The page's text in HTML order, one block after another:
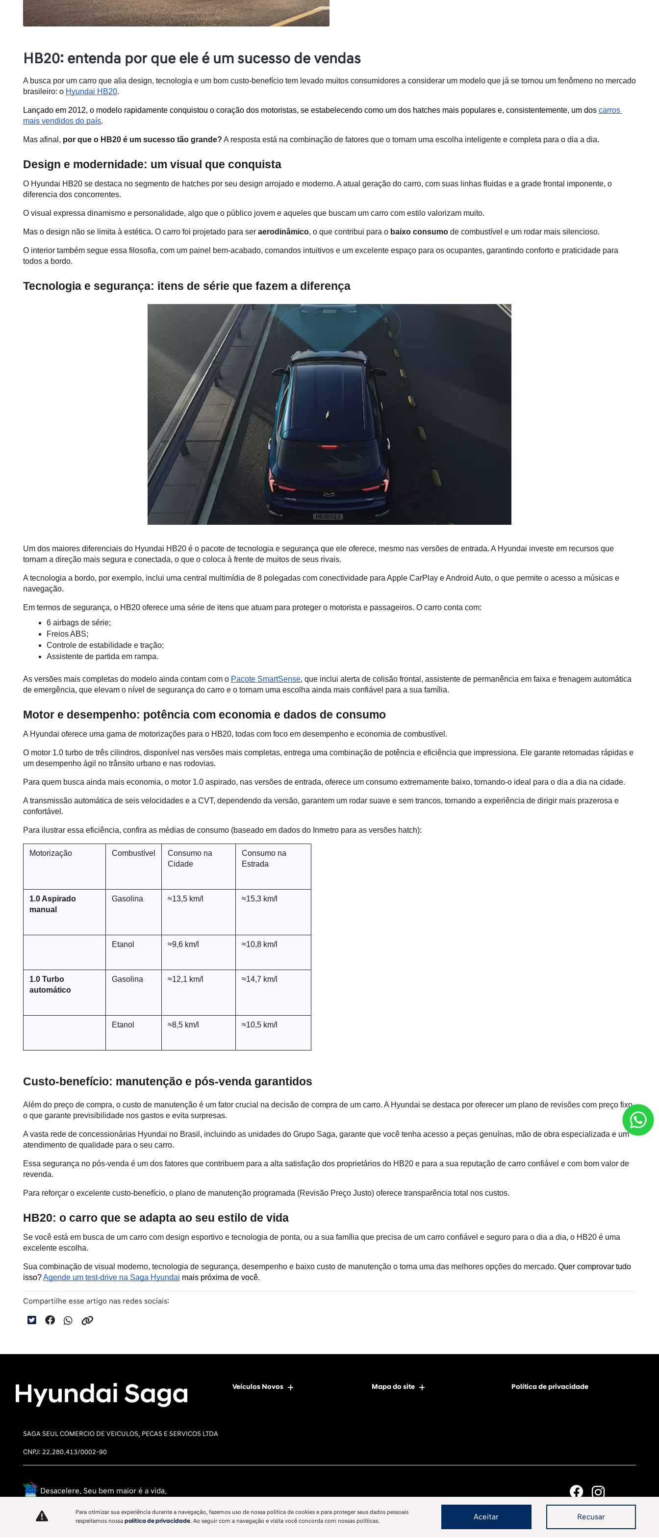
HB20: entenda por que ele é um sucesso de vendas
A busca por um carro que alia design, tecnologia e um bom custo-benefício tem levado muitos consumidores a considerar um modelo que já se tornou um fenômeno no mercado
brasileiro: o Hyundai HB20.
Lançado em 2012, o modelo rapidamente conquistou o coração dos motoristas, se estabelecendo como um dos hatches mais populares e, consistentemente, um dos carros
mais vendidos do país.
Mas afinal, por que o HB20 é um sucesso tão grande? A resposta está na combinação de fatores que o tornam uma escolha inteligente e completa para o dia a dia.
Design e modernidade: um visual que conquista
O Hyundai HB20 se destaca no segmento de hatches por seu design arrojado e moderno. A atual geração do carro, com suas linhas fluidas e a grade frontal imponente, o
diferencia dos concorrentes.
O visual expressa dinamismo e personalidade, algo que o público jovem e aqueles que buscam um carro com estilo valorizam muito.
Mas o design não se limita à estética. O carro foi projetado para ser aerodinâmico, o que contribui para o baixo consumo de combustível e um rodar mais silencioso.
O interior também segue essa filosofia, com um painel bem-acabado, comandos intuitivos e um excelente espaço para os ocupantes, garantindo conforto e praticidade para
todos a bordo.
Tecnologia e segurança: itens de série que fazem a diferença
Um dos maiores diferenciais do Hyundai HB20 é o pacote de tecnologia e segurança que ele oferece, mesmo nas versões de entrada. A Hyundai investe em recursos que
tornam a direção mais segura e conectada, o que o coloca à frente de muitos de seus rivais.
A tecnologia a bordo, por exemplo, inclui uma central multimídia de 8 polegadas com conectividade para Apple CarPlay e Android Auto, o que permite o acesso a músicas e
navegação.
Em termos de segurança, o HB20 oferece uma série de itens que atuam para proteger o motorista e passageiros. O carro conta com:
6 airbags de série;
Freios ABS;
Controle de estabilidade e tração;
Assistente de partida em rampa.
As versões mais completas do modelo ainda contam com o Pacote SmartSense, que inclui alerta de colisão frontal, assistente de permanência em faixa e frenagem automática
de emergência, que elevam o nível de segurança do carro e o tornam uma escolha ainda mais confiável para a sua família.
Motor e desempenho: potência com economia e dados de consumo
A Hyundai oferece uma gama de motorizações para o HB20, todas com foco em desempenho e economia de combustível.
O motor 1.0 turbo de três cilindros, disponível nas versões mais completas, entrega uma combinação de potência e eficiência que impressiona. Ele garante retomadas rápidas e
um desempenho ágil no trânsito urbano e nas rodovias.
Para quem busca ainda mais economia, o motor 1.0 aspirado, nas versões de entrada, oferece um consumo extremamente baixo, tornando-o ideal para o dia a dia na cidade.
A transmissão automática de seis velocidades e a CVT, dependendo da versão, garantem um rodar suave e sem trancos, tornando a experiência de dirigir mais prazerosa e
confortável.
Para ilustrar essa eficiência, confira as médias de consumo (baseado em dados do Inmetro para as versões hatch):
Motorização Combustível
Consumo na
Cidade
Consumo na
Estrada
1.0 Aspirado
manual
Gasolina ≈13,5 km/l ≈15,3 km/l
Etanol ≈9,6 km/l ≈10,8 km/l
1.0 Turbo
automático
Gasolina ≈12,1 km/l ≈14,7 km/l
Etanol ≈8,5 km/l ≈10,5 km/l
Custo-benefício: manutenção e pós-venda garantidos
Além do preço de compra, o custo de manutenção é um fator crucial na decisão de compra de um carro. A Hyundai se destaca por oferecer um plano de revisões com preço fixo,
o que garante previsibilidade nos gastos e evita surpresas.
A vasta rede de concessionárias Hyundai no Brasil, incluindo as unidades do Grupo Saga, garante que você tenha acesso a peças genuínas, mão de obra especializada e um
atendimento de qualidade para o seu carro.
Essa segurança no pós-venda é um dos fatores que contribuem para a alta satisfação dos proprietários do HB20 e para a sua reputação de carro confiável e com bom valor de
revenda.
Para reforçar o excelente custo-benefício, o plano de manutenção programada (Revisão Preço Justo) oferece transparência total nos custos.
HB20: o carro que se adapta ao seu estilo de vida
Se você está em busca de um carro com design esportivo e tecnologia de ponta, ou a sua família que precisa de um carro confiável e seguro para o dia a dia, o HB20 é uma
excelente escolha.
Sua combinação de visual moderno, tecnologia de segurança, desempenho e baixo custo de manutenção o torna uma das melhores opções do mercado. Quer comprovar tudo
isso? Agende um test-drive na Saga Hyundai mais próxima de você.
Compartilhe esse artigo nas redes sociais:
Veículos Novos Mapa do site Política de privacidade
SAGA SEUL COMERCIO DE VEICULOS, PECAS E SERVICOS LTDA
CNPJ: 22.280.413/0002-90
Desacelere. Seu bem maior é a vida.
Para otimizar sua experiência durante a navegação, fazemos uso de nossa política de cookies e para proteger seus dados pessoais
respeitamos nossa política de privacidade. Ao seguir com a navegação e visita você concorda com nossas políticas. Aceitar Recusar